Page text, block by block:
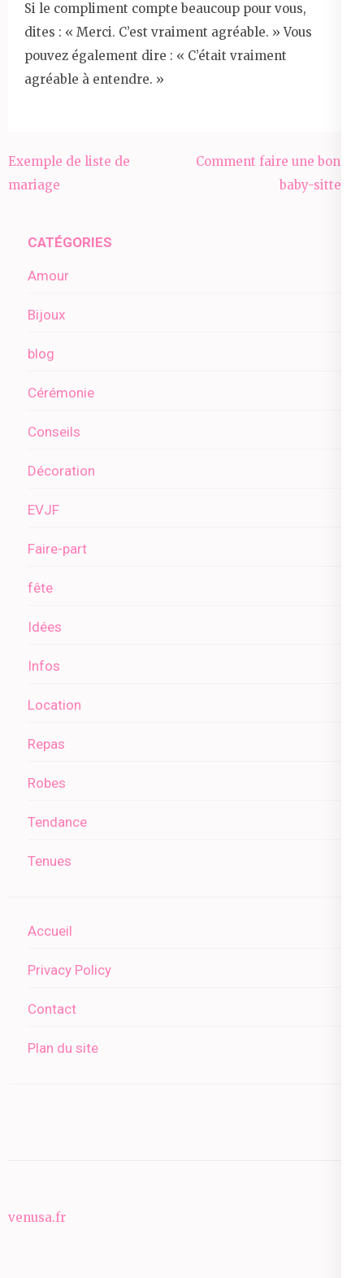
Si le compliment compte beaucoup pour vous,
dites : « Merci. C’est vraiment agréable. » Vous
pouvez également dire : « C’était vraiment
agréable à entendre. »
Navigation
de
Exemple de liste de
mariage
Comment faire une bonne
baby-sitter ?
CATÉGORIES
Amour
Bijoux
blog
Cérémonie
Conseils
Décoration
EVJF
Faire-part
fête
Idées
Infos
Location
Repas
Robes
Tendance
Tenues
Accueil
Privacy Policy
Contact
Plan du site
venusa.fr